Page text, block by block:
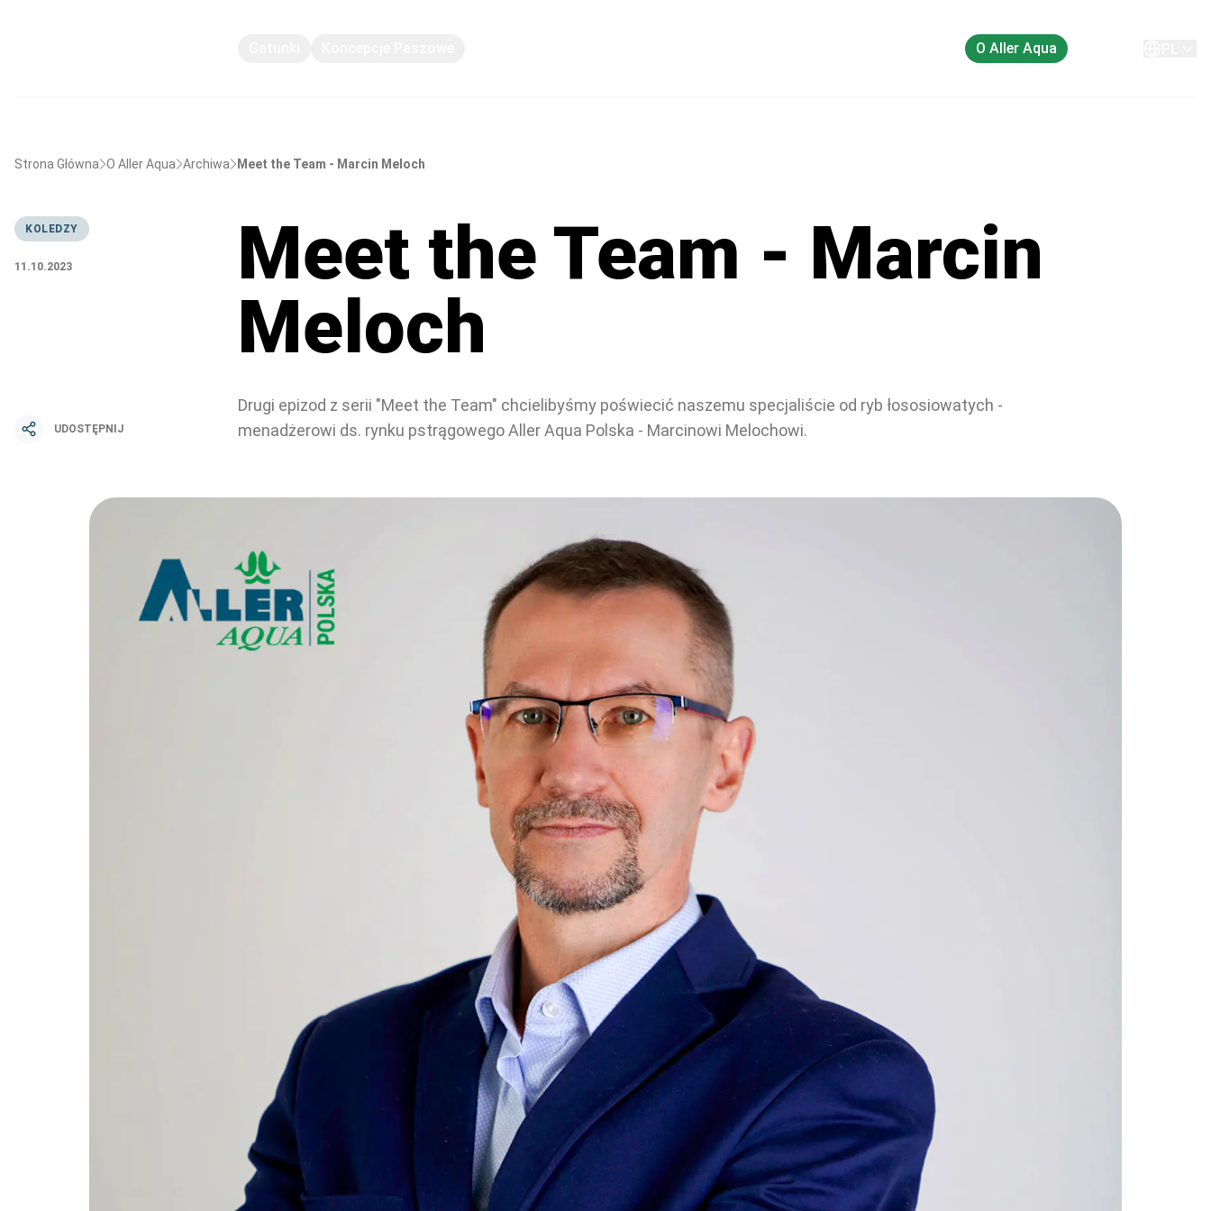
O Aller Aqua
Strona Główna O Aller Aqua Archiwa Meet the Team - Marcin Meloch
KOLEDZY
11.10.2023
UDOSTĘPNIJ
Meet the Team - Marcin
Meloch
Drugi epizod z serii "Meet the Team" chcielibyśmy poświecić naszemu specjaliście od ryb łososiowatych -
menadżerowi ds. rynku pstrągowego Aller Aqua Polska - Marcinowi Melochowi.